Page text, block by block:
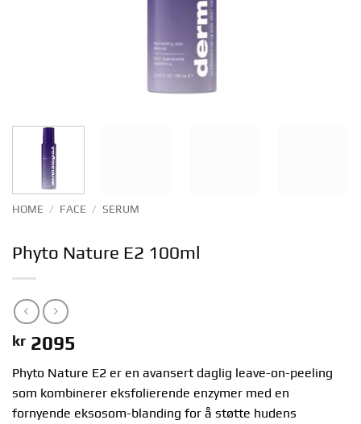
HOME / FACE / SERUM
Phyto Nature E2 100ml
kr 2095
Phyto Nature E2 er en avansert daglig leave-on-peeling
som kombinerer eksfolierende enzymer med en
fornyende eksosom-blanding for å støtte hudens